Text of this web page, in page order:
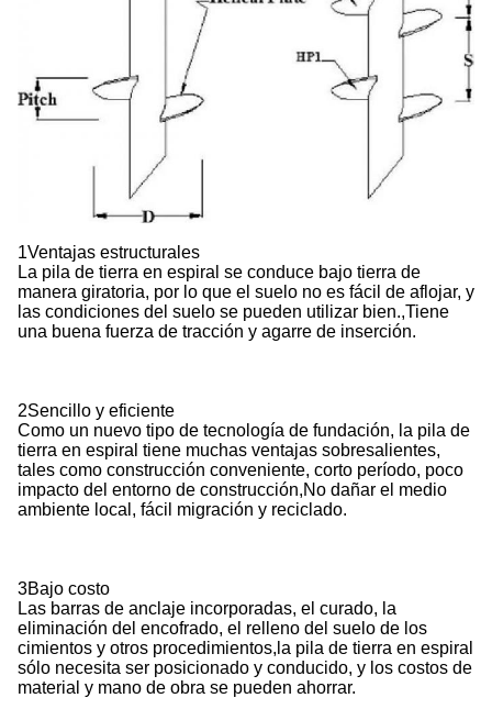
1Ventajas estructurales
La pila de tierra en espiral se conduce bajo tierra de
manera giratoria, por lo que el suelo no es fácil de aflojar, y
las condiciones del suelo se pueden utilizar bien.,Tiene
una buena fuerza de tracción y agarre de inserción.
2Sencillo y eficiente
Como un nuevo tipo de tecnología de fundación, la pila de
tierra en espiral tiene muchas ventajas sobresalientes,
tales como construcción conveniente, corto período, poco
impacto del entorno de construcción,No dañar el medio
ambiente local, fácil migración y reciclado.
3Bajo costo
Las barras de anclaje incorporadas, el curado, la
eliminación del encofrado, el relleno del suelo de los
cimientos y otros procedimientos,la pila de tierra en espiral
sólo necesita ser posicionado y conducido, y los costos de
material y mano de obra se pueden ahorrar.